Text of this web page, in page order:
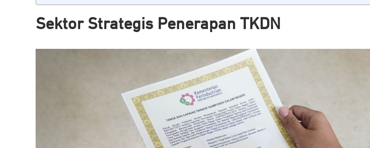
Sektor Strategis Penerapan TKDN